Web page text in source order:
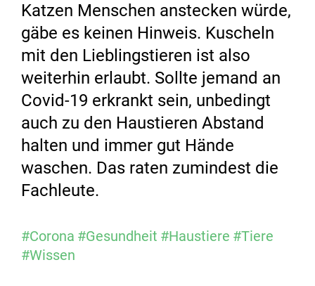
Katzen Menschen anstecken würde,
gäbe es keinen Hinweis. Kuscheln
mit den Lieblingstieren ist also
weiterhin erlaubt. Sollte jemand an
Covid-19 erkrankt sein, unbedingt
auch zu den Haustieren Abstand
halten und immer gut Hände
waschen. Das raten zumindest die
Fachleute.
#Corona #Gesundheit #Haustiere #Tiere
#Wissen